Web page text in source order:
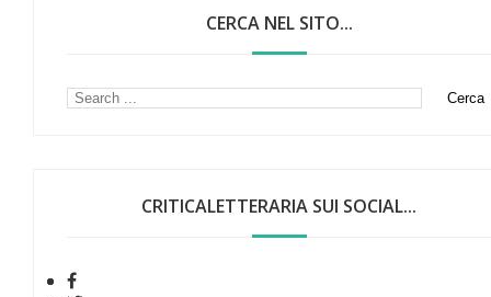
CERCA NEL SITO...
CRITICALETTERARIA SUI SOCIAL...